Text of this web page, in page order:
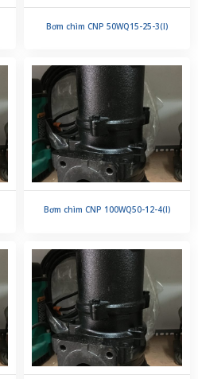
Bơm chìm CNP 50WQ15-25-3(I)
Bơm chìm CNP 100WQ50-12-4(I)